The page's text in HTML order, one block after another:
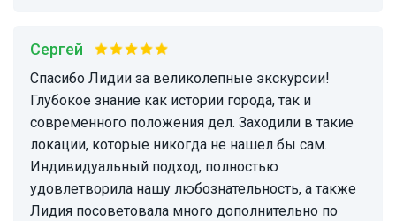
Сергей
Спасибо Лидии за великолепные экскурсии!
Глубокое знание как истории города, так и
современного положения дел. Заходили в такие
локации, которые никогда не нашел бы сам.
Индивидуальный подход, полностью
удовлетворила нашу любознательность, а также
Лидия посоветовала много дополнительно по